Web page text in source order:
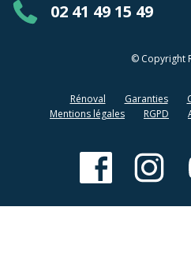
02 41 49 15 49
© Copyright
Rénoval Garanties
Mentions légales
RGPD